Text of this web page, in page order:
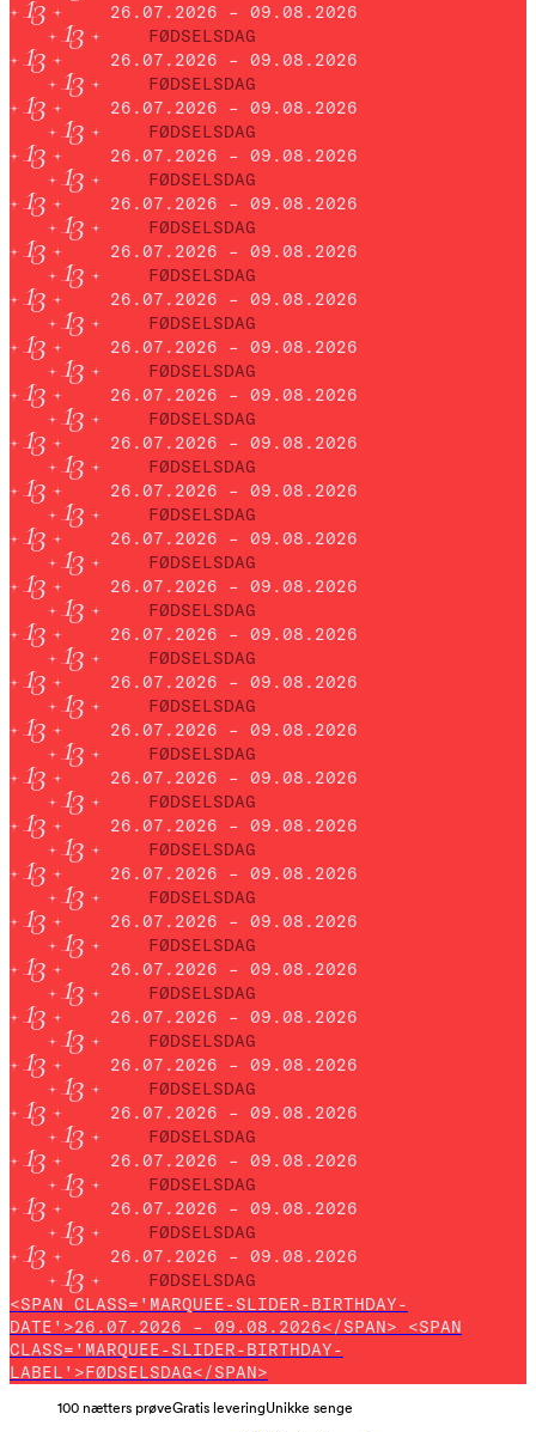
26.07.2026 – 09.08.2026
FØDSELSDAG
26.07.2026 – 09.08.2026
FØDSELSDAG
26.07.2026 – 09.08.2026
FØDSELSDAG
26.07.2026 – 09.08.2026
FØDSELSDAG
26.07.2026 – 09.08.2026
FØDSELSDAG
26.07.2026 – 09.08.2026
FØDSELSDAG
26.07.2026 – 09.08.2026
FØDSELSDAG
26.07.2026 – 09.08.2026
FØDSELSDAG
26.07.2026 – 09.08.2026
FØDSELSDAG
26.07.2026 – 09.08.2026
FØDSELSDAG
26.07.2026 – 09.08.2026
FØDSELSDAG
26.07.2026 – 09.08.2026
FØDSELSDAG
26.07.2026 – 09.08.2026
FØDSELSDAG
26.07.2026 – 09.08.2026
FØDSELSDAG
26.07.2026 – 09.08.2026
FØDSELSDAG
26.07.2026 – 09.08.2026
FØDSELSDAG
26.07.2026 – 09.08.2026
FØDSELSDAG
26.07.2026 – 09.08.2026
FØDSELSDAG
26.07.2026 – 09.08.2026
FØDSELSDAG
26.07.2026 – 09.08.2026
FØDSELSDAG
26.07.2026 – 09.08.2026
FØDSELSDAG
26.07.2026 – 09.08.2026
FØDSELSDAG
26.07.2026 – 09.08.2026
FØDSELSDAG
26.07.2026 – 09.08.2026
FØDSELSDAG
26.07.2026 – 09.08.2026
FØDSELSDAG
26.07.2026 – 09.08.2026
FØDSELSDAG
26.07.2026 – 09.08.2026
FØDSELSDAG
<SPAN CLASS='MARQUEE-SLIDER-BIRTHDAY-
DATE'>26.07.2026 – 09.08.2026</SPAN> <SPAN
CLASS='MARQUEE-SLIDER-BIRTHDAY-
LABEL'>FØDSELSDAG</SPAN>
100 nætters prøveGratis leveringUnikke senge